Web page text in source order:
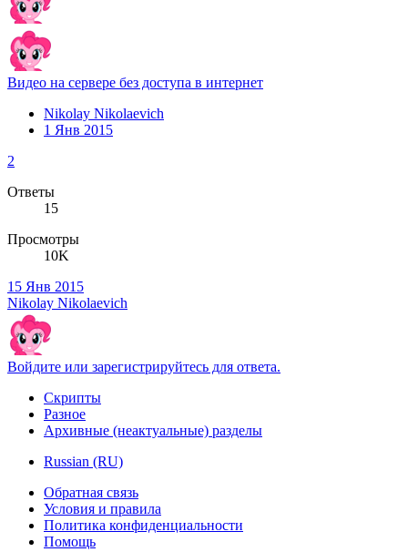
Видео на сервере без доступа в интернет
Nikolay Nikolaevich
1 Янв 2015
2
Ответы
15
Просмотры
10K
15 Янв 2015
Nikolay Nikolaevich
Войдите или зарегистрируйтесь для ответа.
Скрипты
Разное
Архивные (неактуальные) разделы
Russian (RU)
Обратная связь
Условия и правила
Политика конфиденциальности
Помощь